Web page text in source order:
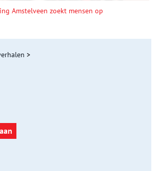
Amstelveen zoekt mensen op
>